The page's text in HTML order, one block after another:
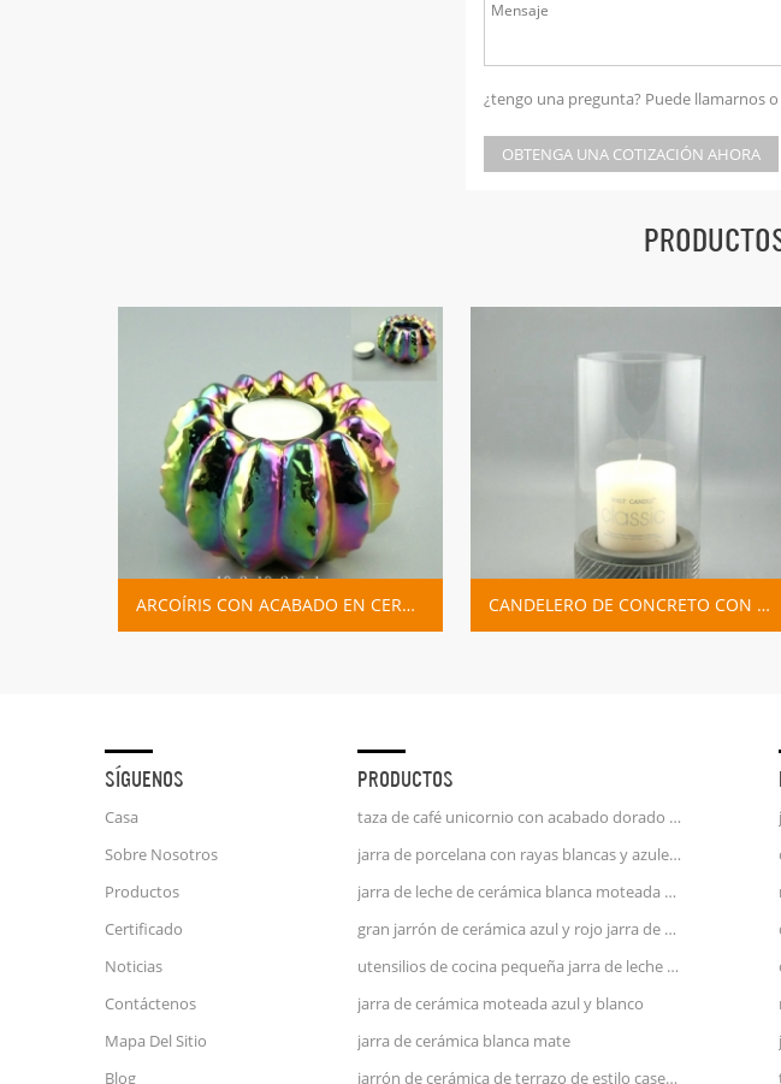
¿tengo una pregunta? Puede llamarnos
OBTENGA UNA COTIZACIÓN AHORA
ARCOÍRIS CON ACABADO EN CERÁMICA CANDELABRO CANDELERO DE CONCRETO CON PANTALLA DE VIDRIO Y LÍNEA PINTADA DE BLANCO
SÍGUENOS
Casa
Sobre Nosotros
Productos
Certificado
Noticias
Contáctenos
Mapa Del Sitio
Blog
PRODUCTOS
taza de café unicornio con acabado dorado en relieve de mango de oro de 25 oz
jarra de porcelana con rayas blancas y azules jarra de agua
jarra de leche de cerámica blanca moteada azul y rosa
gran jarrón de cerámica azul y rojo jarra de agua
utensilios de cocina pequeña jarra de leche de cerámica verde
jarra de cerámica moteada azul y blanco
jarra de cerámica blanca mate
jarrón de cerámica de terrazo de estilo casero de zara con cara